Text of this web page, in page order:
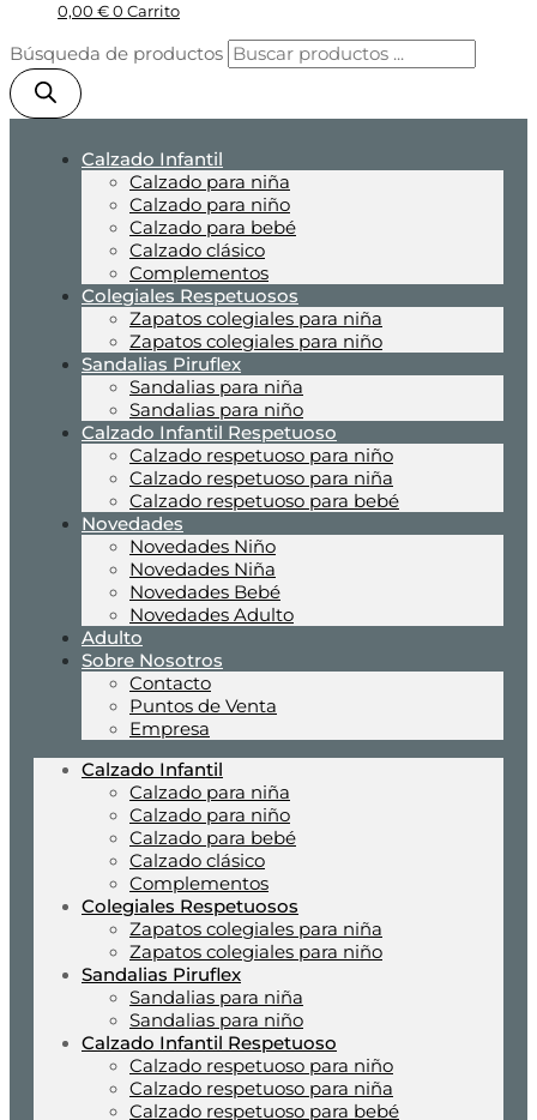
0,00 € 0 Carrito
Búsqueda de productos
Calzado Infantil
Calzado para niña
Calzado para niño
Calzado para bebé
Calzado clásico
Complementos
Colegiales Respetuosos
Zapatos colegiales para niña
Zapatos colegiales para niño
Sandalias Piruflex
Sandalias para niña
Sandalias para niño
Calzado Infantil Respetuoso
Calzado respetuoso para niño
Calzado respetuoso para niña
Calzado respetuoso para bebé
Novedades
Novedades Niño
Novedades Niña
Novedades Bebé
Novedades Adulto
Adulto
Sobre Nosotros
Contacto
Puntos de Venta
Empresa
Calzado Infantil
Calzado para niña
Calzado para niño
Calzado para bebé
Calzado clásico
Complementos
Colegiales Respetuosos
Zapatos colegiales para niña
Zapatos colegiales para niño
Sandalias Piruflex
Sandalias para niña
Sandalias para niño
Calzado Infantil Respetuoso
Calzado respetuoso para niño
Calzado respetuoso para niña
Calzado respetuoso para bebé